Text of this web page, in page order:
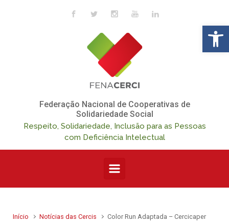
Federação Nacional de Cooperativas de
Solidariedade Social
Respeito, Solidariedade, Inclusão para as Pessoas
com Deficiência Intelectual
Início Notícias das Cercis Color Run Adaptada – Cercicaper